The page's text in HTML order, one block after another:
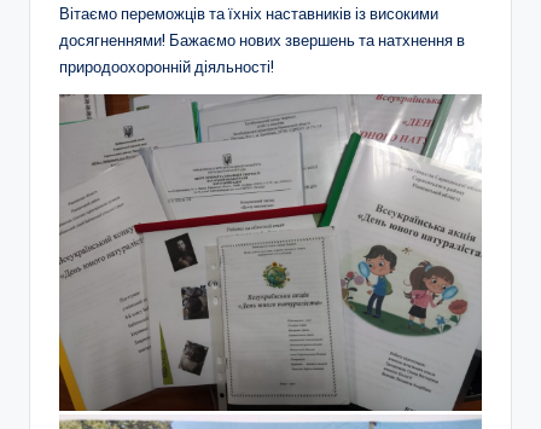
д
и
Вітаємо переможців та їхніх наставників із високими
досягненнями! Бажаємо нових звершень та натхнення в
природоохоронній діяльності!